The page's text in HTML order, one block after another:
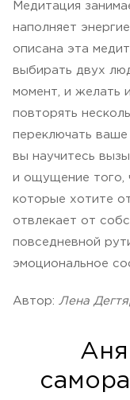
Медитация
наполняет
описана эта
выбирать двух
момент, и желать
повторять
переключать
вы научитесь
и ощущение того,
которые хотите
отвлекает от
повседневной
эмоциональное
Автор: Лена
Аня